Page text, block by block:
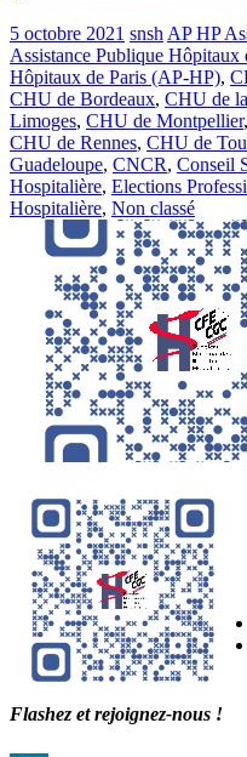
5 octobre 2021 snsh AP HP
Assistance Publique Hôpitaux
Hôpitaux de Paris (AP-HP),
CHU de Bordeaux, CHU de
Limoges, CHU de Montpellier,
CHU de Rennes, CHU de
Guadeloupe, CNCR, Conseil
Hospitalière, Elections
Hospitalière, Non classé
Flashez et rejoignez-nous !